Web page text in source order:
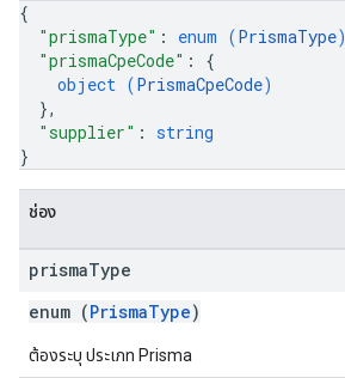
{
"prismaType" : enum (PrismaType)
"prismaCpeCode" : {
object (PrismaCpeCode)
},
"supplier" : string
}
ช่อง
prismaType
enum (PrismaType)
ต้องระบุ ประเภท Prisma